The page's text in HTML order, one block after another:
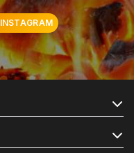
INSTAGRAM